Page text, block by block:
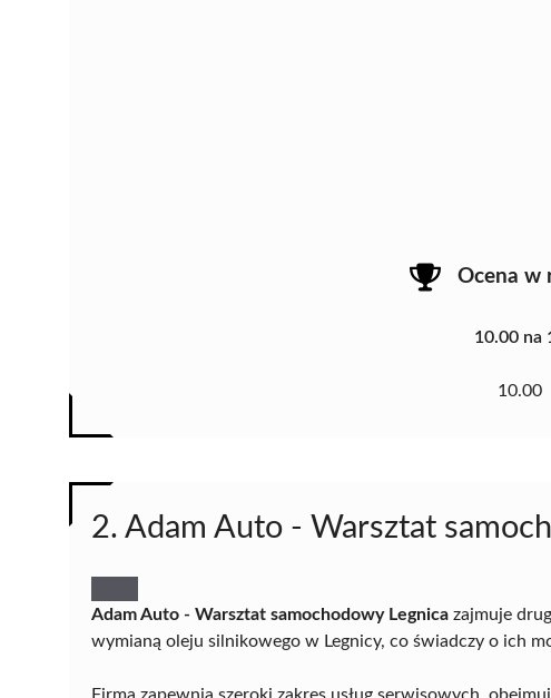
Ocena w
10.00 na
10.00
2. Adam Auto - Warsztat
Adam Auto - Warsztat samochodowy Legnica zajmuje
wymianą oleju silnikowego w Legnicy, co świadczy o ich